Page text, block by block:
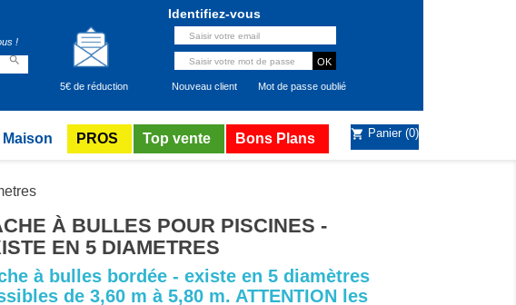
!

5€ de réduction
Identifiez-vous
Nouveau client Mot de passe oublié
shopping_cart Panier (0)
Maison PROS Top vente Bons Plans
À BULLES POUR PISCINES -
EN 5 DIAMETRES
à bulles bordée - existe en 5 diamètres
de 3,60 m à 5,80 m. ATTENTION les